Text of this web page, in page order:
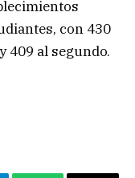
con 430
409 al segundo.